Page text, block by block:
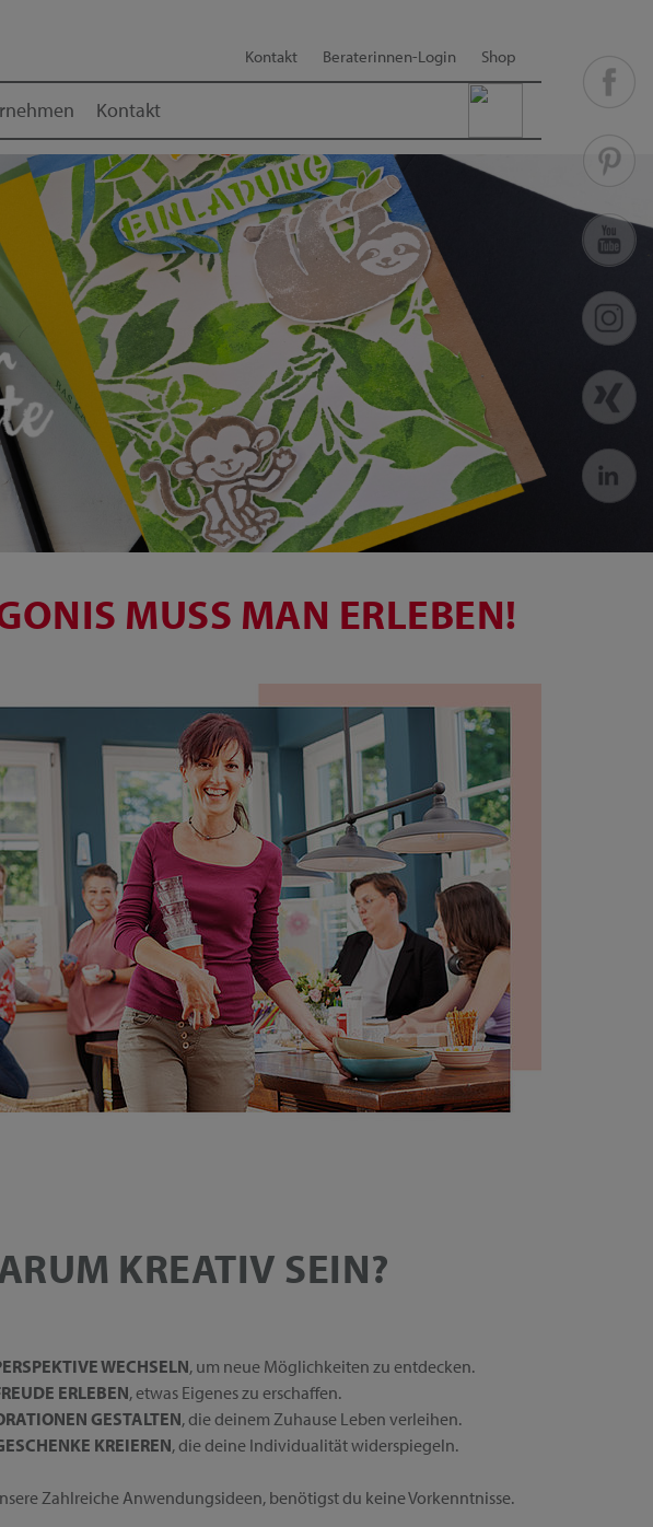
Kontakt Beraterinnen-Login Shop
Kontakt
MUSS MAN ERLEBEN!
KREATIV SEIN?
WECHSELN, um neue Möglichkeiten zu entdecken.
ERLEBEN, etwas Eigenes zu erschaffen.
GESTALTEN, die deinem Zuhause Leben verleihen.
KREIEREN, die deine Individualität widerspiegeln.
Zahlreiche Anwendungsideen, benötigst du keine Vorkenntnisse.